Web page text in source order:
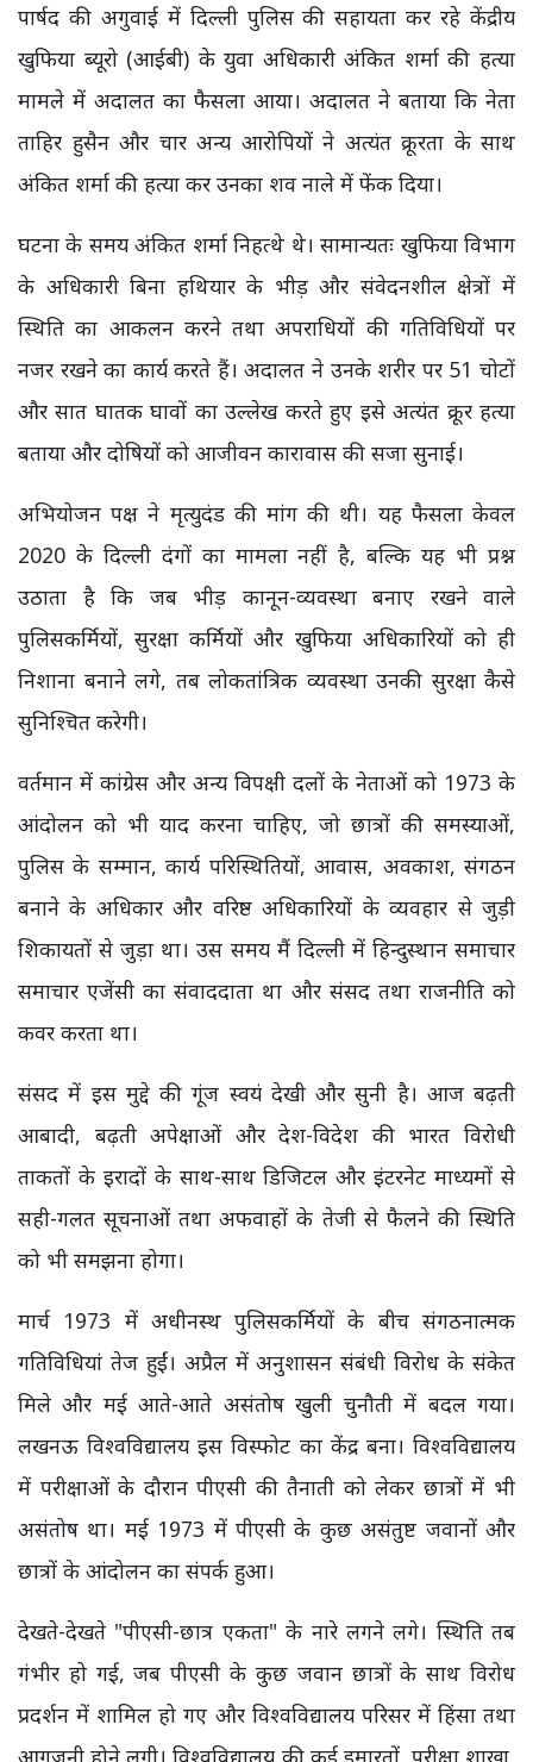
पार्षद की अगुवाई में दिल्ली पुलिस की सहायता कर रहे केंद्रीय
खुफिया ब्यूरो (आईबी) के युवा अधिकारी अंकित शर्मा की हत्या
मामले में अदालत का फैसला आया। अदालत ने बताया कि नेता
ताहिर हुसैन और चार अन्य आरोपियों ने अत्यंत क्रूरता के साथ
अंकित शर्मा की हत्या कर उनका शव नाले में फेंक दिया।
घटना के समय अंकित शर्मा निहत्थे थे। सामान्यतः खुफिया विभाग
के अधिकारी बिना हथियार के भीड़ और संवेदनशील क्षेत्रों में
स्थिति का आकलन करने तथा अपराधियों की गतिविधियों पर
नजर रखने का कार्य करते हैं। अदालत ने उनके शरीर पर 51 चोटों
और सात घातक घावों का उल्लेख करते हुए इसे अत्यंत क्रूर हत्या
बताया और दोषियों को आजीवन कारावास की सजा सुनाई।
अभियोजन पक्ष ने मृत्युदंड की मांग की थी। यह फैसला केवल
2020 के दिल्ली दंगों का मामला नहीं है, बल्कि यह भी प्रश्न
उठाता है कि जब भीड़ कानून-व्यवस्था बनाए रखने वाले
पुलिसकर्मियों, सुरक्षा कर्मियों और खुफिया अधिकारियों को ही
निशाना बनाने लगे, तब लोकतांत्रिक व्यवस्था उनकी सुरक्षा कैसे
सुनिश्चित करेगी।
वर्तमान में कांग्रेस और अन्य विपक्षी दलों के नेताओं को 1973 के
आंदोलन को भी याद करना चाहिए, जो छात्रों की समस्याओं,
पुलिस के सम्मान, कार्य परिस्थितियों, आवास, अवकाश, संगठन
बनाने के अधिकार और वरिष्ठ अधिकारियों के व्यवहार से जुड़ी
शिकायतों से जुड़ा था। उस समय मैं दिल्ली में हिन्दुस्थान समाचार
समाचार एजेंसी का संवाददाता था और संसद तथा राजनीति को
कवर करता था।
संसद में इस मुद्दे की गूंज स्वयं देखी और सुनी है। आज बढ़ती
आबादी, बढ़ती अपेक्षाओं और देश-विदेश की भारत विरोधी
ताकतों के इरादों के साथ-साथ डिजिटल और इंटरनेट माध्यमों से
सही-गलत सूचनाओं तथा अफवाहों के तेजी से फैलने की स्थिति
को भी समझना होगा।
मार्च 1973 में अधीनस्थ पुलिसकर्मियों के बीच संगठनात्मक
गतिविधियां तेज हुईं। अप्रैल में अनुशासन संबंधी विरोध के संकेत
मिले और मई आते-आते असंतोष खुली चुनौती में बदल गया।
लखनऊ विश्वविद्यालय इस विस्फोट का केंद्र बना। विश्वविद्यालय
में परीक्षाओं के दौरान पीएसी की तैनाती को लेकर छात्रों में भी
असंतोष था। मई 1973 में पीएसी के कुछ असंतुष्ट जवानों और
छात्रों के आंदोलन का संपर्क हुआ।
देखते-देखते "पीएसी-छात्र एकता" के नारे लगने लगे। स्थिति तब
गंभीर हो गई, जब पीएसी के कुछ जवान छात्रों के साथ विरोध
प्रदर्शन में शामिल हो गए और विश्वविद्यालय परिसर में हिंसा तथा
आगजनी होने लगी। विश्वविद्यालय की कई इमारतों, परीक्षा शाखा,